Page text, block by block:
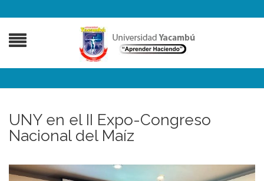
UNY en el II Expo-Congreso
Nacional del Maíz